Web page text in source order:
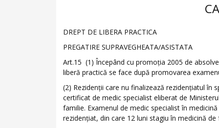
DREPT DE LIBERA PRACTICA
PREGATIRE SUPRAVEGHEATA/ASISTATA
Art.15 (1) Începând cu promoţia 2005 de
liberă practică se face după promovarea
(2) Rezidenţii care nu finalizează rezidenţiatul în
certificat de medic specialist eliberat de
familie. Examenul de medic specialist în
rezidenţiat, din care 12 luni stagiu în medicină de